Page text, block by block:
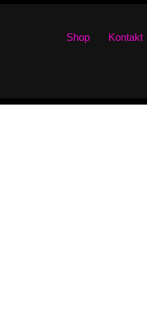
Shop Kontakt